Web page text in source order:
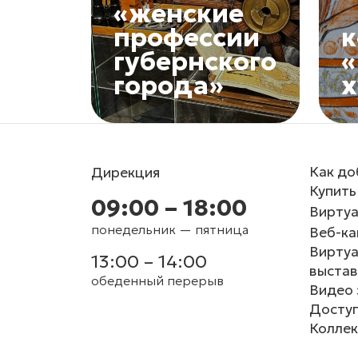
«женские
профессии
губернского
города»
Дирекция
09:00 – 18:00
понедельник — пятница
13:00 – 14:00
обеденный перерыв
Как
Веб-
Видео